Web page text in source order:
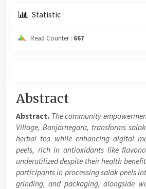
Statistic
Read Counter : 667
Main
Article
Content
Abstract
Abstract. The community
Village, Banjarnegara, transforms
herbal tea while enhancing digital
peels, rich in antioxidants like
underutilized despite their health
participants in processing salak peels
grinding, and packaging, alongside